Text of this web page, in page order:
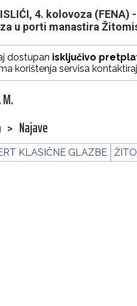
4. kolovoza
u porti manastira
dostupan isključivo
korištenja servisa
M.
> Najave
KLASIČNE GLAZBE